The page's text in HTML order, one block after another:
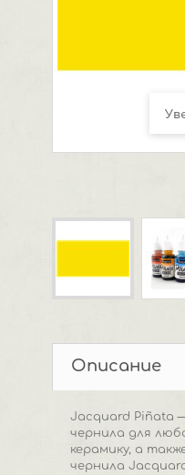
Описание
Jacquard Piñata
чернила для
керамику, а
чернила